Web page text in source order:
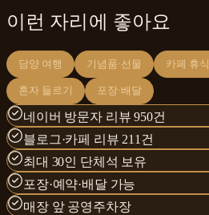
이런 자리에 좋아요
담양 여행 기념품·선물 카페 휴식
혼자 들르기 포장·배달
네이버 방문자 리뷰 950건
블로그·카페 리뷰 211건
최대 30인 단체석 보유
포장·예약·배달 가능
매장 앞 공영주차장